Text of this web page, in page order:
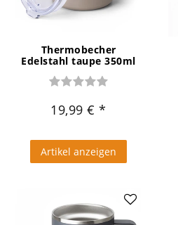
Thermobecher
Edelstahl taupe 350ml
19,99 €
Artikel anzeigen